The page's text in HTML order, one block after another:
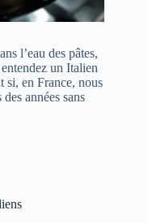
l’eau des pâtes,
un Italien
si, en France, nous
années sans